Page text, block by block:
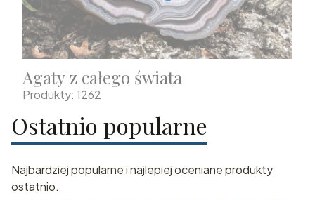
Agaty z całego świata
Produkty: 1262
Ostatnio popularne
Najbardziej popularne i najlepiej oceniane produkty
ostatnio.